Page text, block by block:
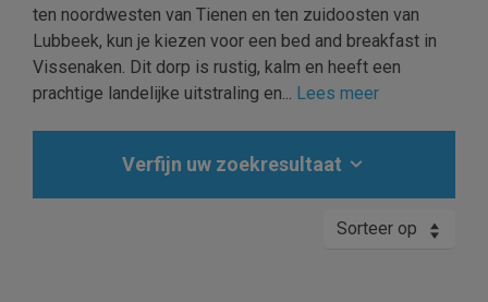
ten noordwesten van Tienen en ten zuidoosten van
Lubbeek, kun je kiezen voor een bed and breakfast in
Vissenaken. Dit dorp is rustig, kalm en heeft een
prachtige landelijke uitstraling en... Lees meer
Verfijn uw zoekresultaat
Sorteer op